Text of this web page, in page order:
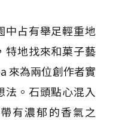
中占有舉足輕重地
特地找來和菓子藝
來為兩位創作者實
法。石頭點心混入
有濃郁的香氣之